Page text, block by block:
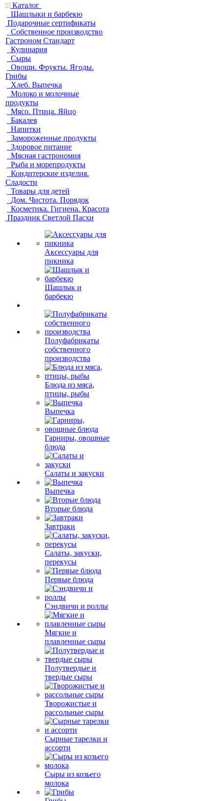
Каталог
Шашлыки и барбекю
Подарочные сертификаты
Собственное производство
Гастроном Стандарт
Кулинария
Сыры
Овощи. Фрукты. Ягоды.
Грибы
Хлеб. Выпечка
Молоко и молочные
продукты
Мясо. Птица. Яйцо
Бакалея
Напитки
Замороженные продукты
Здоровое питание
Мясная гастрономия
Рыба и морепродукты
Кондитерские изделия.
Сладости
Товары для детей
Дом. Чистота. Порядок
Косметика. Гигиена. Красота
Праздник Светлой Пасхи
Аксессуары для
пикника
Шашлык и
барбекю
Полуфабрикаты
собственного
производства
Блюда из мяса,
птицы, рыбы
Выпечка
Гарниры, овощные
блюда
Салаты и закуски
Выпечка
Вторые блюда
Завтраки
Салаты, закуски,
перекусы
Первые блюда
Сэндвичи и роллы
Мягкие и
плавленные сыры
Полутвердые и
твердые сыры
Творожистые и
рассольные сыры
Сырные тарелки и
ассорти
Сыры из козьего
молока